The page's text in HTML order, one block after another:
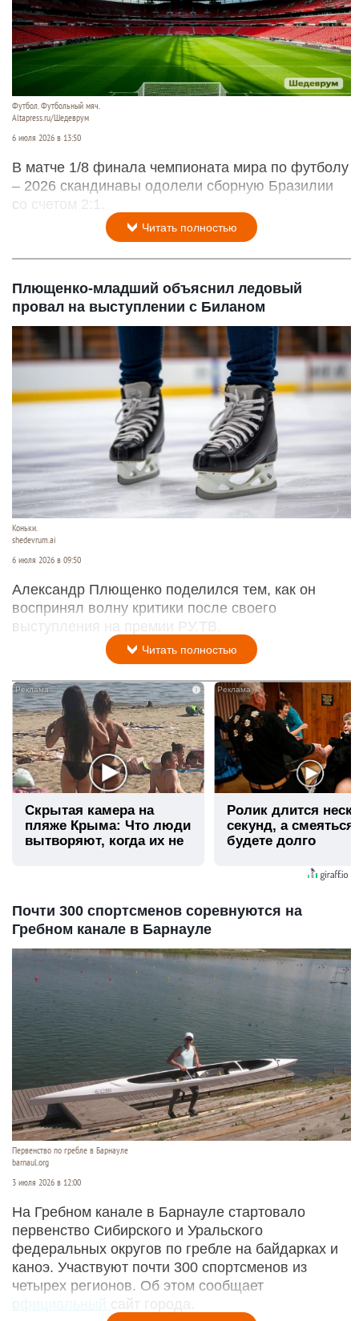
Футбол. Футбольный мяч.
Altapress.ru/Шедеврум
6 июля 2026 в 13:50
В матче 1/8 финала чемпионата мира по футболу
– 2026 скандинавы одолели сборную Бразилии
со счетом 2:1.
Читать полностью
Плющенко-младший объяснил ледовый
провал на выступлении с Биланом
Коньки.
shedevrum.ai
6 июля 2026 в 09:50
Александр Плющенко поделился тем, как он
воспринял волну критики после своего
выступления на премии РУ.ТВ.
Читать полностью
i
Скрытая камера на
пляже Крыма: Что люди
вытворяют, когда их не
Ролик длится
секунд, а
будете долго
Почти 300 спортсменов соревнуются на
Гребном канале в Барнауле
Первенство по гребле в Барнауле
barnaul.org
3 июля 2026 в 12:00
На Гребном канале в Барнауле стартовало
первенство Сибирского и Уральского
федеральных округов по гребле на байдарках и
каноэ. Участвуют почти 300 спортсменов из
четырех регионов. Об этом сообщает
официальный
сайт города.